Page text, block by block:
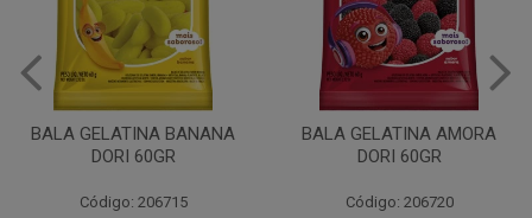
BALA GELATINA BANANA
DORI 60GR
Código: 206715
BALA GELATINA AMORA
DORI 60GR
Código: 206720